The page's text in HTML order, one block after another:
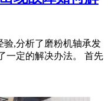
验,分析了磨粉机轴承发
一定的解决办法。 首先